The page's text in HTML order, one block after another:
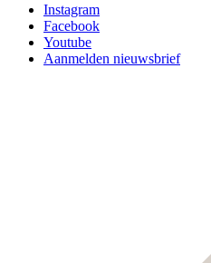
Instagram
Facebook
Youtube
Aanmelden nieuwsbrief